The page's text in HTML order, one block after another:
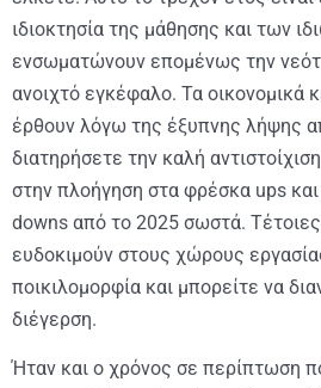
ιδιοκτησία της μάθησης και των
ενσωματώνουν επομένως την
ανοιχτό εγκέφαλο. Τα οικονομικά
έρθουν λόγω της έξυπνης λήψης
διατηρήσετε την καλή
στην πλοήγηση στα φρέσκα ups
downs από το 2025 σωστά.
ευδοκιμούν στους χώρους
ποικιλομορφία και μπορείτε να
διέγερση.
Ήταν και ο χρόνος σε περίπτωση